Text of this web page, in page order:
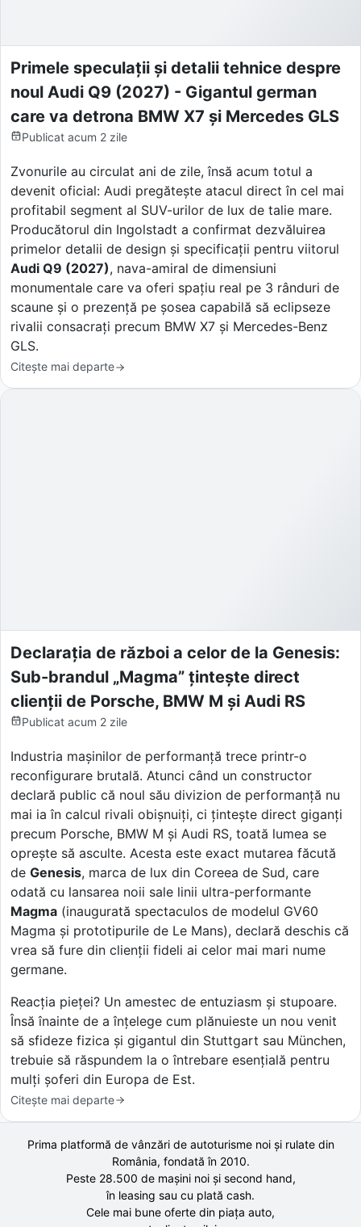
Primele speculații și detalii tehnice despre
noul Audi Q9 (2027) - Gigantul german
care va detrona BMW X7 și Mercedes GLS
Publicat acum 2 zile
Zvonurile au circulat ani de zile, însă acum totul a
devenit oficial: Audi pregătește atacul direct în cel mai
profitabil segment al SUV-urilor de lux de talie mare.
Producătorul din Ingolstadt a confirmat dezvăluirea
primelor detalii de design și specificații pentru viitorul
Audi Q9 (2027), nava-amiral de dimensiuni
monumentale care va oferi spațiu real pe 3 rânduri de
scaune și o prezență pe șosea capabilă să eclipseze
rivalii consacrați precum BMW X7 și Mercedes-Benz
GLS.
Citește mai departe
Declarația de război a celor de la Genesis:
Sub-brandul „Magma” țintește direct
clienții de Porsche, BMW M și Audi RS
Publicat acum 2 zile
Industria mașinilor de performanță trece printr-o
reconfigurare brutală. Atunci când un constructor
declară public că noul său divizion de performanță nu
mai ia în calcul rivali obișnuiți, ci țintește direct giganți
precum Porsche, BMW M și Audi RS, toată lumea se
oprește să asculte. Acesta este exact mutarea făcută
de Genesis, marca de lux din Coreea de Sud, care
odată cu lansarea noii sale linii ultra-performante
Magma (inaugurată spectaculos de modelul GV60
Magma și prototipurile de Le Mans), declară deschis că
vrea să fure din clienții fideli ai celor mai mari nume
germane.
Reacția pieței? Un amestec de entuziasm și stupoare.
Însă înainte de a înțelege cum plănuieste un nou venit
să sfideze fizica și gigantul din Stuttgart sau München,
trebuie să răspundem la o întrebare esențială pentru
mulți șoferi din Europa de Est.
Citește mai departe
Prima platformă de vânzări de autoturisme noi și rulate din
România, fondată în 2010.
Peste 28.500 demașini noi și second hand,
în leasing sau cu plată cash.
Cele mai bune oferte din piața auto,